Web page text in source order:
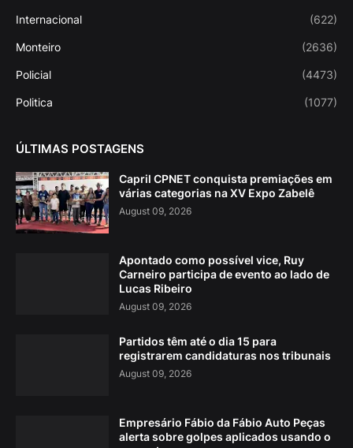
Internacional (622)
Monteiro (2636)
Policial (4473)
Politica (1077)
ÚLTIMAS POSTAGENS
Capril CPNET conquista premiações em
várias categorias na XV Expo Zabelê
August 09, 2026
Apontado como possível vice, Ruy
Carneiro participa de evento ao lado de
Lucas Ribeiro
August 09, 2026
Partidos têm até o dia 15 para
registrarem candidaturas nos tribunais
August 09, 2026
Empresário Fábio da Fábio Auto Peças
alerta sobre golpes aplicados usando o